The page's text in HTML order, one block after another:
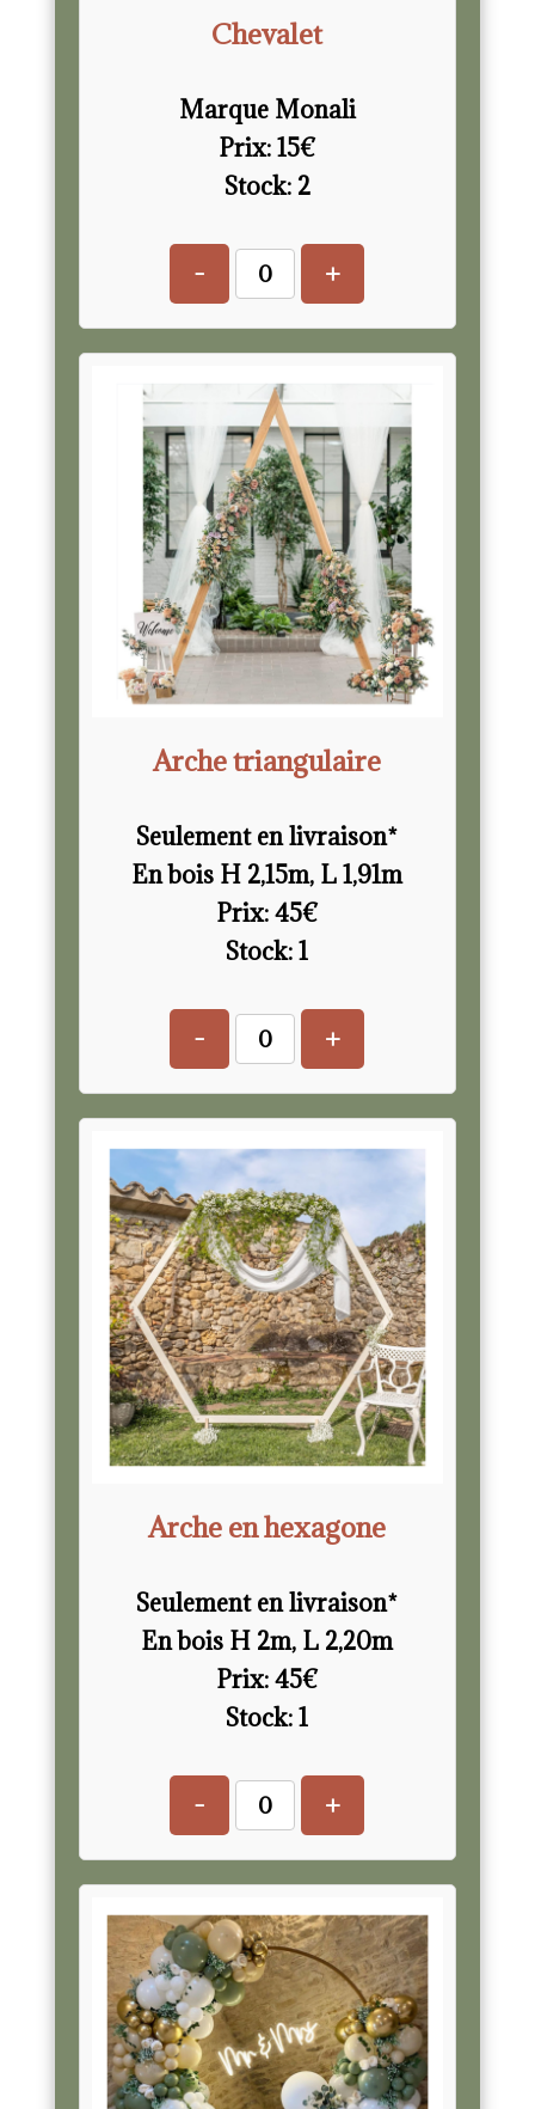
Chevalet
Marque Monali
Prix:15€
Stock: 2
- +
Arche triangulaire
Seulement en livraison*
En bois H 2,15m, L 1,91m
Prix:45€
Stock:1
- +
Arche en hexagone
Seulement en livraison*
En bois H 2m, L 2,20m
Prix:45€
Stock:1
- +